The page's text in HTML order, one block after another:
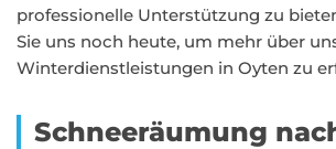
professionelle Unterstützung zu
Sie uns noch heute, um mehr über
Winterdienstleistungen in Oyten zu
Schneeräumung